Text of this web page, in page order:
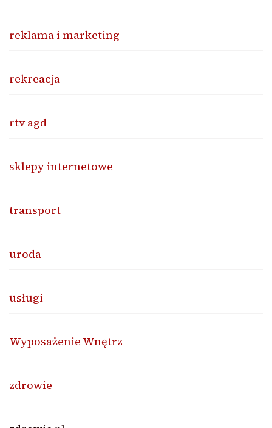
reklama i marketing
rekreacja
rtv agd
sklepy internetowe
transport
uroda
usługi
Wyposażenie Wnętrz
zdrowie